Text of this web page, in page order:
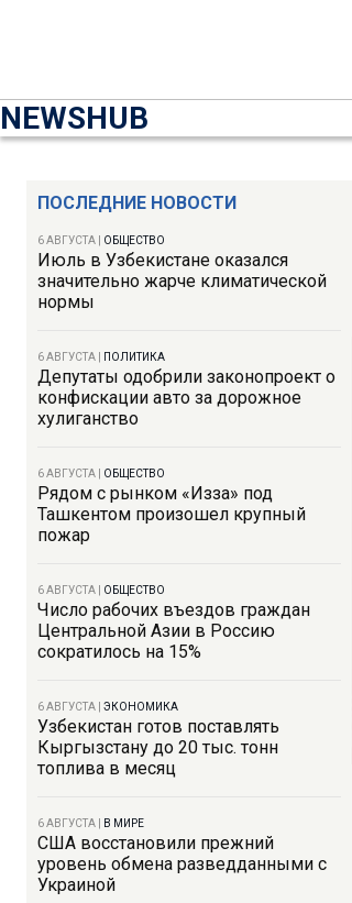
NEWSHUB
ПОСЛЕДНИЕ НОВОСТИ
6 АВГУСТА ОБЩЕСТВО
Июль в Узбекистане оказался
значительно жарче климатической
нормы
6 АВГУСТА ПОЛИТИКА
Депутаты одобрили законопроект о
конфискации авто за дорожное
хулиганство
6 АВГУСТА ОБЩЕСТВО
Рядом с рынком «Изза» под
Ташкентом произошел крупный
пожар
6 АВГУСТА ОБЩЕСТВО
Число рабочих въездов граждан
Центральной Азии в Россию
сократилось на 15%
6 АВГУСТА ЭКОНОМИКА
Узбекистан готов поставлять
Кыргызстану до 20 тыс. тонн
топлива в месяц
6 АВГУСТА В МИРЕ
США восстановили прежний
уровень обмена разведданными с
Украиной